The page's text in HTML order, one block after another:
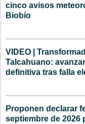
cinco avisos
Biobío
VIDEO |
Talcahuano:
definitiva tras falla
Proponen declarar
septiembre de 2026